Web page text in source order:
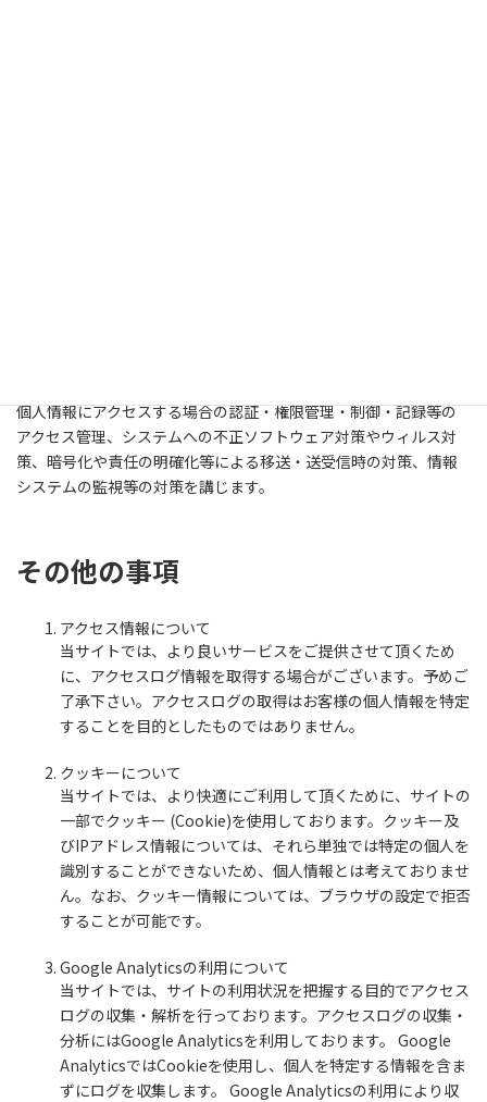
個人情報にアクセスする場合の認証・権限管理・制御・記録等の
アクセス管理、システムへの不正ソフトウェア対策やウィルス対
策、暗号化や責任の明確化等による移送・送受信時の対策、情報
システムの監視等の対策を講じます。
その他の事項
アクセス情報について
当サイトでは、より良いサービスをご提供させて頂くため
に、アクセスログ情報を取得する場合がございます。予めご
了承下さい。アクセスログの取得はお客様の個人情報を特定
することを目的としたものではありません。
クッキーについて
当サイトでは、より快適にご利用して頂くために、サイトの
一部でクッキー (Cookie)を使用しております。クッキー及
びIPアドレス情報については、それら単独では特定の個人を
識別することができないため、個人情報とは考えておりませ
ん。なお、クッキー情報については、ブラウザの設定で拒否
することが可能です。
Google Analyticsの利用について
当サイトでは、サイトの利用状況を把握する目的でアクセス
ログの収集・解析を行っております。アクセスログの収集・
分析にはGoogle Analyticsを利用しております。 Google
AnalyticsではCookieを使用し、個人を特定する情報を含ま
ずにログを収集します。 Google Analyticsの利用により収